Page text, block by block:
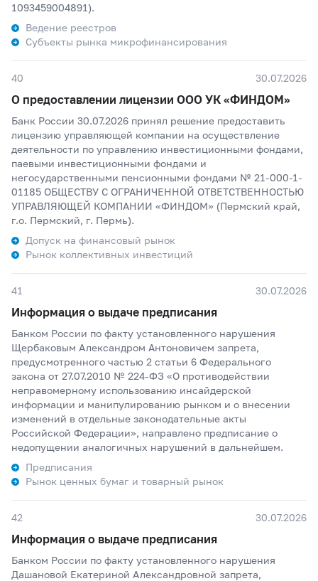
1093459004891).
Ведение реестров
Субъекты рынка микрофинансирования
40 30.07.2026
О предоставлении лицензии ООО УК «ФИНДОМ»
Банк России 30.07.2026 принял решение предоставить
лицензию управляющей компании на осуществление
деятельности по управлению инвестиционными фондами,
паевыми инвестиционными фондами и
негосударственными пенсионными фондами № 21-000-1-
01185 ОБЩЕСТВУ С ОГРАНИЧЕННОЙ ОТВЕТСТВЕННОСТЬЮ
УПРАВЛЯЮЩЕЙ КОМПАНИИ «ФИНДОМ» (Пермский край,
г.о. Пермский, г. Пермь).
Допуск на финансовый рынок
Рынок коллективных инвестиций
41 30.07.2026
Информация о выдаче предписания
Банком России по факту установленного нарушения
Щербаковым Александром Антоновичем запрета,
предусмотренного частью 2 статьи 6 Федерального
закона от 27.07.2010 № 224-ФЗ «О противодействии
неправомерному использованию инсайдерской
информации и манипулированию рынком и о внесении
изменений в отдельные законодательные акты
Российской Федерации», направлено предписание о
недопущении аналогичных нарушений в дальнейшем.
Предписания
Рынок ценных бумаг и товарный рынок
42 30.07.2026
Информация о выдаче предписания
Банком России по факту установленного нарушения
Дашановой Екатериной Александровной запрета,